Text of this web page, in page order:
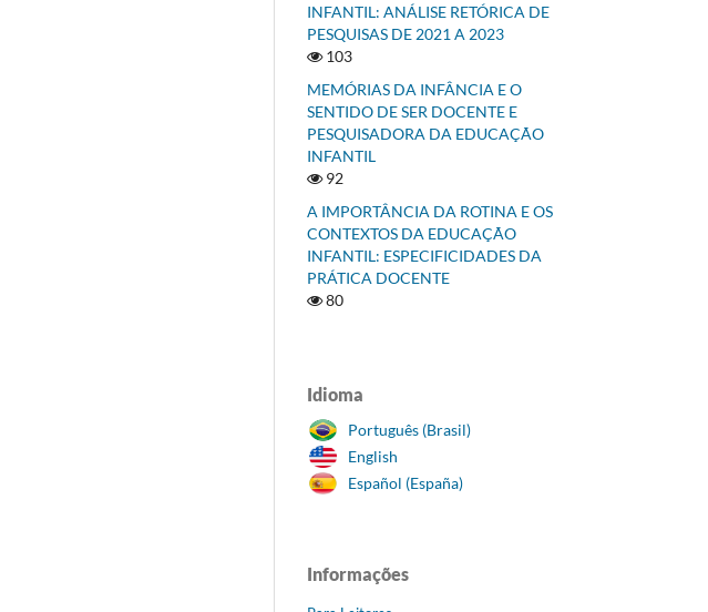
INFANTIL: ANÁLISE RETÓRICA DE
PESQUISAS DE 2021 A 2023
103
MEMÓRIAS DA INFÂNCIA E O
SENTIDO DE SER DOCENTE E
PESQUISADORA DA EDUCAÇÃO
INFANTIL
92
A IMPORTÂNCIA DA ROTINA E OS
CONTEXTOS DA EDUCAÇÃO
INFANTIL: ESPECIFICIDADES DA
PRÁTICA DOCENTE
80
Idioma
Português (Brasil)
English
Español (España)
Informações